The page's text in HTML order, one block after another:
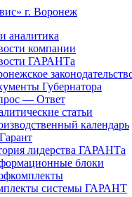
аналитика
компании
ГАРАНТа
Губернатора
— Ответ
статьи
календарь
лидерства ГАРАНТа
блоки
системы ГАРАНТ